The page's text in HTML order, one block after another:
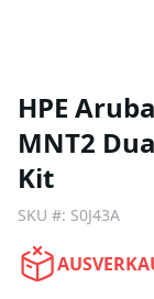
HPE
MNT2
Kit
SKU #: S0J43A